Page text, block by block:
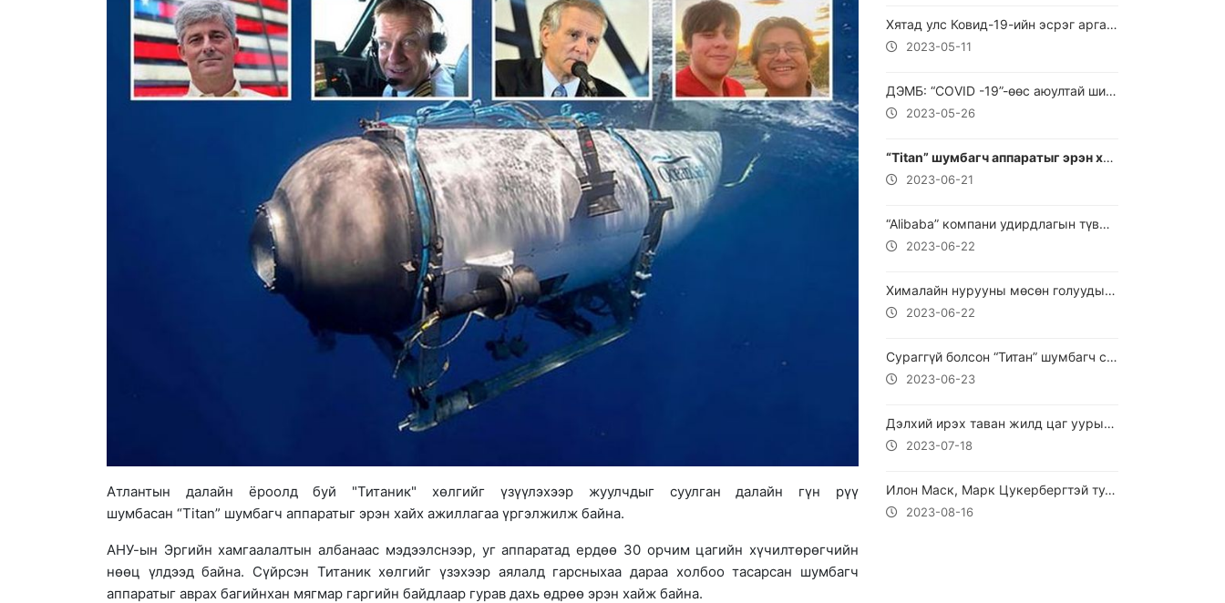
Атлантын далайн ёроолд буй "Титаник" хөлгийг үзүүлэхээр жуулчдыг суулган далайн гүн рүү
шумбасан “Titan” шумбагч аппаратыг эрэн хайх ажиллагаа үргэлжилж байна.
АНУ-ын Эргийн хамгаалалтын албанаас мэдээлснээр, уг аппаратад ердөө 30 орчим цагийн хүчилтөрөгчийн
нөөц үлдээд байна. Сүйрсэн Титаник хөлгийг үзэхээр аялалд гарсныхаа дараа холбоо тасарсан шумбагч
аппаратыг аврах багийнхан мягмар гаргийн байдлаар гурав дахь өдрөө эрэн хайж байна.
Хятад улс Ковид-19-ийн эсрэг арга хэмжээгээ үргэлжлүүлнэ.
2023-05-11
ДЭМБ: “COVID -19”-өөс аюултай шинэ цар тахалд бэлэн байхыг уриалжээ
2023-05-26
“Titan” шумбагч аппаратыг эрэн хайх ажиллагаа үргэлжилж байна.
2023-06-21
“Alibaba” компани удирдлагын түвшинд өөрчлөлт хийсэн
2023-06-22
Хималайн нурууны мөсөн голуудын 75 хүртэлх хувь нь хайлж болзошгүй байна.
2023-06-22
Сураггүй болсон “Титан” шумбагч сүйрсэн болохыг тогтоожээ
2023-06-23
Дэлхий ирэх таван жилд цаг уурын эгзэгтэй босгыг давах хандлагатай байна
2023-07-18
Илон Маск, Марк Цукербергтэй тулаанаа Эртний Ромын алдарт Колизейд хийхээр төлөвлөөд байна
2023-08-16